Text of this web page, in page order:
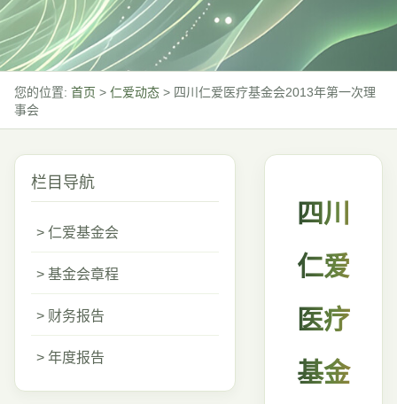
您的位置: 首页 > 仁爱动态 > 四川仁爱医疗基金会2013年第一次理
事会
栏目导航
> 仁爱基金会
> 基金会章程
> 财务报告
> 年度报告
四川
仁爱
医疗
基金